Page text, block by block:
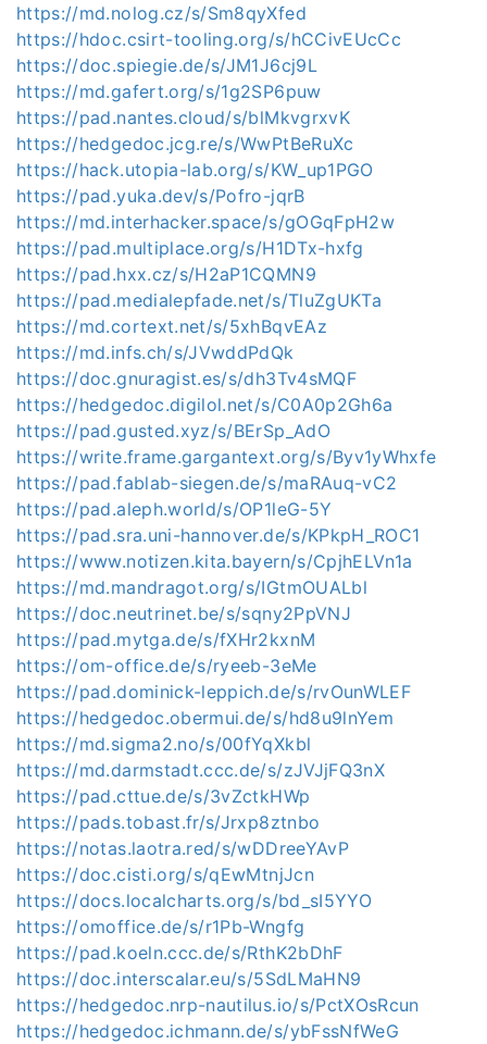
https://md.nolog.cz/s/Sm8qyXfed
https://hdoc.csirt-tooling.org/s/hCCivEUcCc
https://doc.spiegie.de/s/JM1J6cj9L
https://md.gafert.org/s/1g2SP6puw
https://pad.nantes.cloud/s/blMkvgrxvK
https://hedgedoc.jcg.re/s/WwPtBeRuXc
https://hack.utopia-lab.org/s/KW_up1PGO
https://pad.yuka.dev/s/Pofro-jqrB
https://md.interhacker.space/s/gOGqFpH2w
https://pad.multiplace.org/s/H1DTx-hxfg
https://pad.hxx.cz/s/H2aP1CQMN9
https://pad.medialepfade.net/s/TluZgUKTa
https://md.cortext.net/s/5xhBqvEAz
https://md.infs.ch/s/JVwddPdQk
https://doc.gnuragist.es/s/dh3Tv4sMQF
https://hedgedoc.digilol.net/s/C0A0p2Gh6a
https://pad.gusted.xyz/s/BErSp_AdO
https://write.frame.gargantext.org/s/Byv1yWhxfe
https://pad.fablab-siegen.de/s/maRAuq-vC2
https://pad.aleph.world/s/OP1leG-5Y
https://pad.sra.uni-hannover.de/s/KPkpH_ROC1
https://www.notizen.kita.bayern/s/CpjhELVn1a
https://md.mandragot.org/s/IGtmOUALbl
https://doc.neutrinet.be/s/sqny2PpVNJ
https://pad.mytga.de/s/fXHr2kxnM
https://om-office.de/s/ryeeb-3eMe
https://pad.dominick-leppich.de/s/rvOunWLEF
https://hedgedoc.obermui.de/s/hd8u9lnYem
https://md.sigma2.no/s/00fYqXkbl
https://md.darmstadt.ccc.de/s/zJVJjFQ3nX
https://pad.cttue.de/s/3vZctkHWp
https://pads.tobast.fr/s/Jrxp8ztnbo
https://notas.laotra.red/s/wDDreeYAvP
https://doc.cisti.org/s/qEwMtnjJcn
https://docs.localcharts.org/s/bd_sI5YYO
https://omoffice.de/s/r1Pb-Wngfg
https://pad.koeln.ccc.de/s/RthK2bDhF
https://doc.interscalar.eu/s/5SdLMaHN9
https://hedgedoc.nrp-nautilus.io/s/PctXOsRcun
https://hedgedoc.ichmann.de/s/ybFssNfWeG